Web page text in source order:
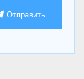
Отправить